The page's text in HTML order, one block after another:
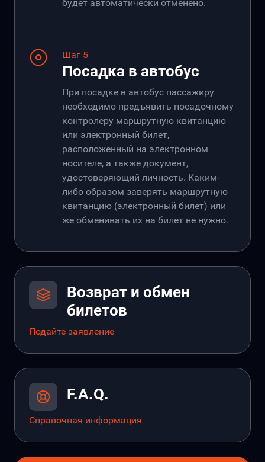
будет автоматически отменено.
Шаг 5
Посадка в автобус
При посадке в автобус пассажиру
необходимо предъявить посадочному
контролеру маршрутную квитанцию
или электронный билет,
расположенный на электронном
носителе, а также документ,
удостоверяющий личность. Каким-
либо образом заверять маршрутную
квитанцию (электронный билет) или
же обменивать их на билет не нужно.
Возврат и обмен
билетов
Подайте заявление
F.A.Q.
Справочная информация